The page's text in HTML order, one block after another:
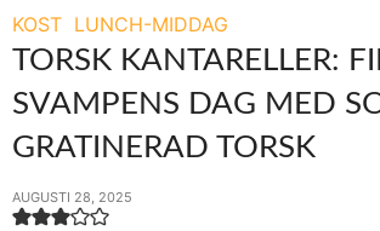
KOST LUNCH-MIDDAG
TORSK KANTARELLER:
SVAMPENS DAG MED
GRATINERAD TORSK
AUGUSTI 28, 2025